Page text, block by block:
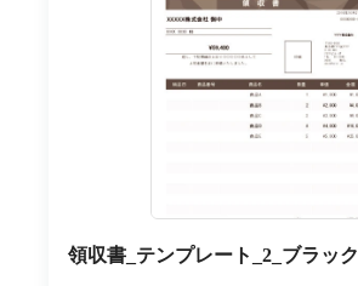
領収書_テンプレート_2_ブラック